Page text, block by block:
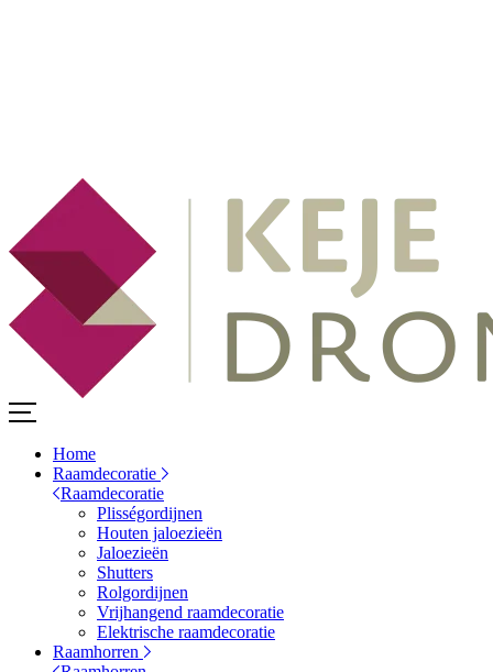
Home
Raamdecoratie
Raamdecoratie
Plisségordijnen
Houten jaloezieën
Jaloezieën
Shutters
Rolgordijnen
Vrijhangend raamdecoratie
Elektrische raamdecoratie
Raamhorren